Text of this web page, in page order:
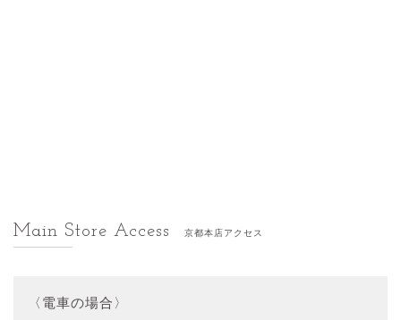
Main Store Access 京都本店アクセス
〈電車の場合〉